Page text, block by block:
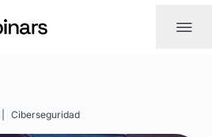
|||
Ciberseguridad